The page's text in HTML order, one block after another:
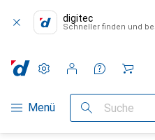
digitec
Schneller finden und
Navigation nach Kategorien
Menü Suche
Einstellungen
Kundenkonto
Vergleichslisten
Merklisten
Warenkorb